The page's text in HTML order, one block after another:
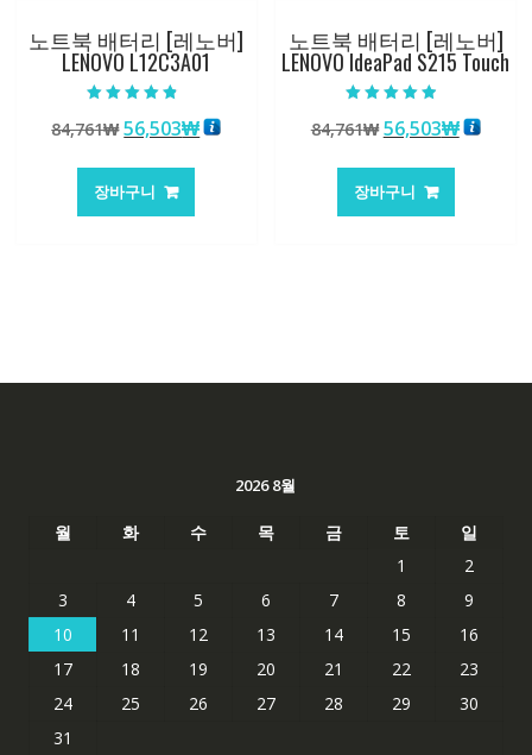
노트북 배터리 [레노버]
LENOVO L12C3A01
4.50
로 평가됨
84,761₩원
가
격:
56,503₩현
장바구니
노트북 배터리 [레노버]
LENOVO IdeaPad S215 Touch
4.50
로 평가됨
84,761₩ 원
가
격:
56,503₩현
장바구니
2026 8월
월 화 수 목 금 토
일
1
2
3
4 5 6 7 8
9
10
11 12 13 14 15
16
17
18 19 20 21 22
23
24
25 26 27 28 29
30
31